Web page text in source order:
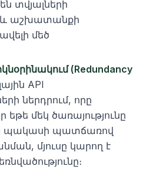
տվյալների
և աշխատանքի
մեծ
(Redundancy
API
ներդրում, որը
եթե մեկ ծառայությունը
պակասի պատճառով
մյուսը կարող է